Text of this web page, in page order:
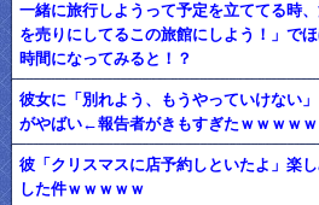
一緒に旅行しようって予定を立ててる時
を売りにしてるこの旅館にしよう！」で
時間になってみると！？
彼女に「別れよう、もうやっていけない
がやばい←報告者がきもすぎたｗｗｗｗｗ
彼「クリスマスに店予約しといたよ」楽
した件ｗｗｗｗｗ